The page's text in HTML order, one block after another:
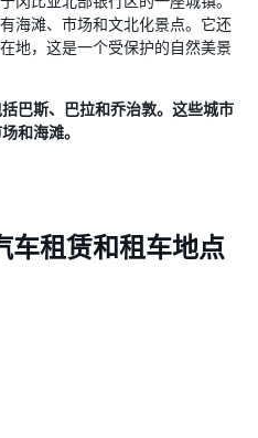
海滩、市场和文北化景点。它还
地，这是一个受保护的自然美景
巴斯、巴拉和乔治敦。这些城市
和海滩。
车租赁和租车地点